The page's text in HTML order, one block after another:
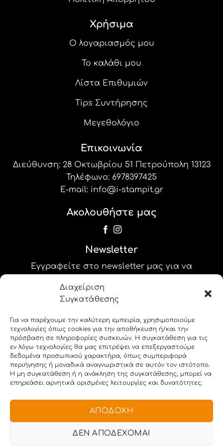
Διαχείριση
Συγκατάθεσης
Για να παρέχουμε την καλύτερη εμπειρία, χρησιμοποιούμε
τεχνολογίες όπως cookies για την αποθήκευση ή/και την
πρόσβαση σε πληροφορίες συσκευών. Η συγκατάθεση για τις
εν λόγω τεχνολογίες θα μας επιτρέψει να επεξεργαστούμε
δεδομένα προσωπικού χαρακτήρα, όπως συμπεριφορά
περιήγησης ή μοναδικά αναγνωριστικά σε αυτόν τον ιστότοπο.
Η μη συγκατάθεση ή η ανάκληση της συγκατάθεσης, μπορεί να
επηρεάσει αρνητικά ορισμένες λειτουργίες και δυνατότητες.
ΑΠΟΔΟΧΉ
ΔΕΝ ΑΠΟΔΈΧΟΜΑΙ
Χρήσιμα
Ο λογαριασμός μου
Το καλάθι μου
Λίστα Επιθυμιών
Tips Συντήρησης
Μεγεθολόγιο
Επικοινωνία
Διεύθυνση: 28 Οκτωβρίου 51 Πετρούπολη 13123
Τηλέφωνο: 6978397425
E-mail: info@i-stampit.gr
Ακολουθήστε μας
Newsletter
Εγγραφείτε στο newsletter μας για να
label_26